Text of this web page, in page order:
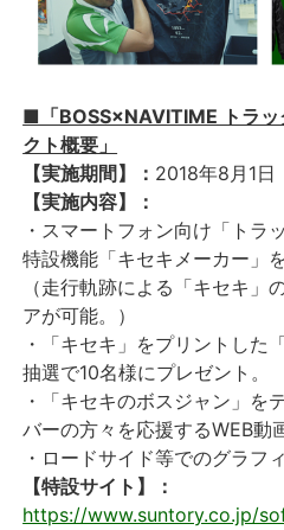
■「BOSS×NAVITIME トラッ
クト概要」
【実施期間】
： 2018年8月1日
【実施内容】
：
・スマートフォン向け「トラ
特設機能「キセキメーカー」を
（走行軌跡による「キセキ」
アが可能。）
・「キセキ」をプリントした
抽選で10名様にプレゼント。
・「キセキのボスジャン」を
バーの方々を応援するWEB動
・ロードサイド等でのグラフ
【特設サイト】
：
https://www.suntory.co.jp/